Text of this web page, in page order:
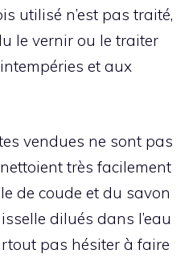
utilisé n’est pas traité,
le vernir ou le traiter
et aux
vendues ne sont pas
très facilement
de coude et du savon
dilués dans l’eau
pas hésiter à faire